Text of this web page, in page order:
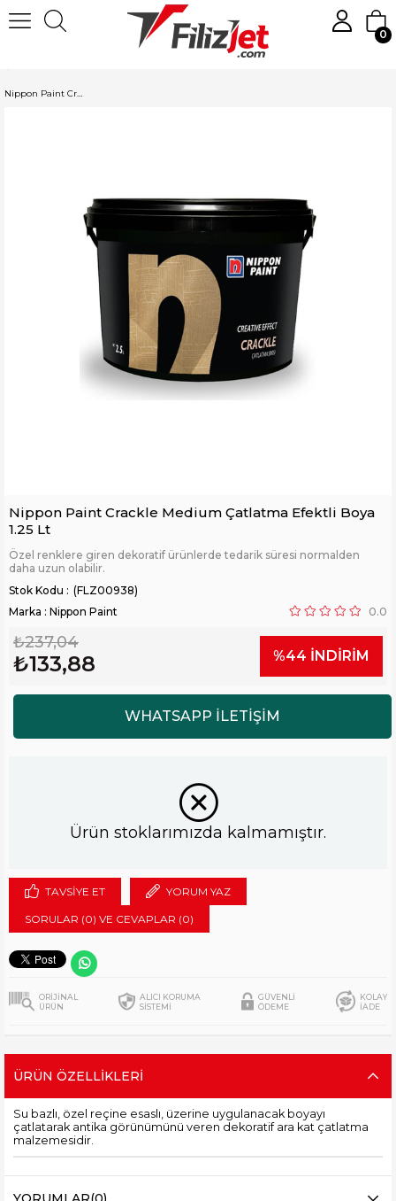
0
Nippon Paint Crackle Medium Çatlatma Efektli Boya 1.25 Lt
Nippon Paint Crackle Medium Çatlatma Efektli Boya
1.25 Lt
Özel renklere giren dekoratif ürünlerde tedarik süresi normalden
daha uzun olabilir.
(FLZ00938)
Marka : Nippon Paint 0.0
₺237,04
₺133,88 %44 İNDIRIM
Ürün stoklarımızda kalmamıştır.
TAVSIYE ET YORUM YAZ
SORULAR (0) VE CEVAPLAR (0)
ORİJİNAL
ÜRÜN
ALICI KORUMA
SİSTEMİ
GÜVENLİ
ÖDEME
KOLAY
İADE
ÜRÜN ÖZELLIKLERI
Su bazlı, özel reçine esaslı, üzerine uygulanacak boyayı
çatlatarak antika görünümünü veren dekoratif ara kat çatlatma
malzemesidir.